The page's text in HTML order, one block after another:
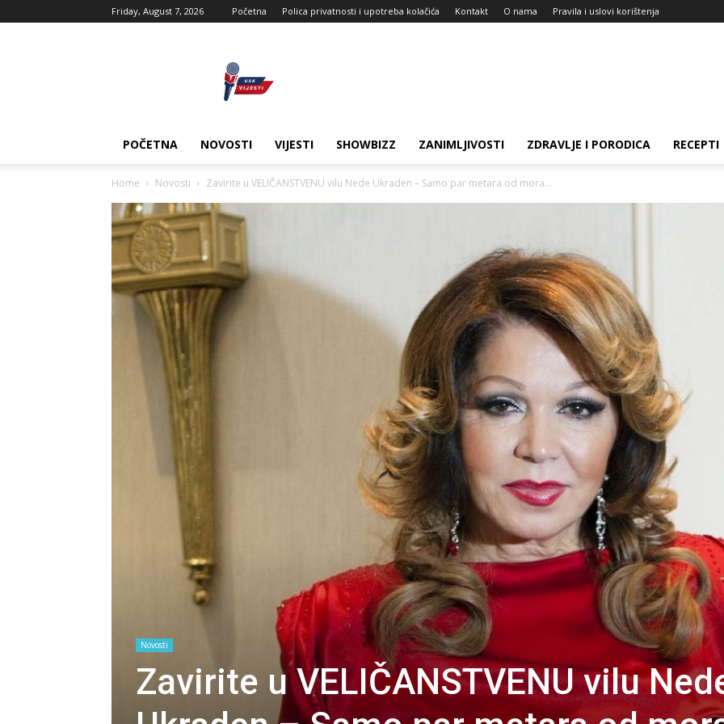
Friday, August 7, 2026 Početna Polica privatnosti i upotreba kolačića Kontakt O nama Pravila i uslovi korištenja
POČETNA NOVOSTI VIJESTI SHOWBIZZ ZANIMLJIVOSTI ZDRAVLJE I PORODICA RECEPTI
Home Novosti Zavirite u VELIČANSTVENU vilu Nede Ukraden – Samo par metara od mora...
Novosti
Zavirite u VELIČANSTVENU vilu